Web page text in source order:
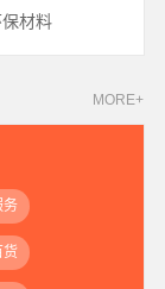
材料
MORE+
务
货